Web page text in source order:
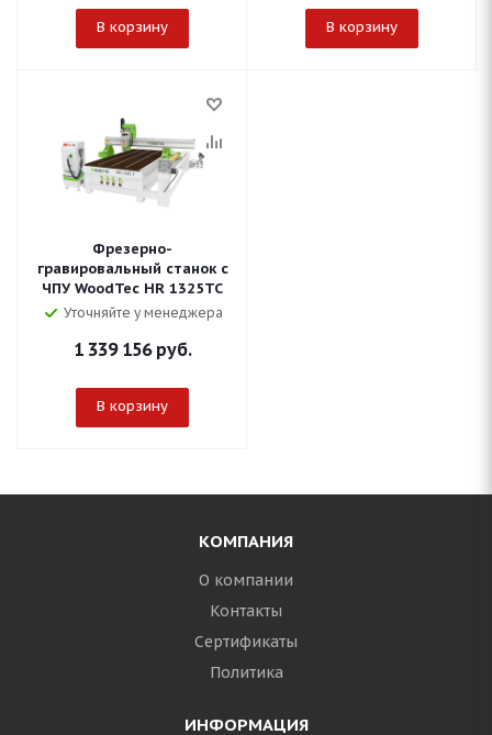
В корзину В корзину
Фрезерно-
гравировальный станок с
ЧПУ WoodTec HR 1325TC
Уточняйте у менеджера
1 339 156руб.
В корзину
КОМПАНИЯ
О компании
Контакты
Сертификаты
Политика
ИНФОРМАЦИЯ